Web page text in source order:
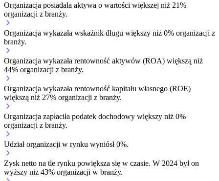
Organizacja posiadała aktywa o wartości większej niż 21%
organizacji z branży.
Organizacja wykazała wskaźnik długu większy niż 0% organizacji z
branży.
Organizacja wykazała rentowność aktywów (ROA) większą niż
44% organizacji z branży.
Organizacja wykazała rentowność kapitału własnego (ROE)
większą niż 27% organizacji z branży.
Organizacja zapłaciła podatek dochodowy większy niż 0%
organizacji z branży.
Udział organizacji w rynku wyniósł 0%.
Zysk netto na tle rynku powiększa się w czasie. W 2024 był on
wyższy niż 43% organizacji w branży.